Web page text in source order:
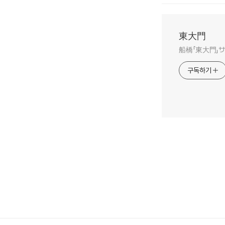
東大門
船橋「東大門」
구독하기